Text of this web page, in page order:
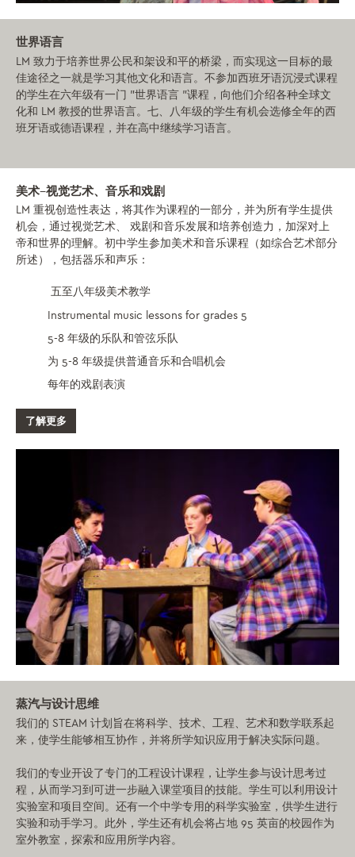
世界语言
LM 致力于培养世界公民和架设和平的桥梁，而实现这一目标的最
佳途径之一就是学习其他文化和语言。不参加西班牙语沉浸式课程
的学生在六年级有一门 "世界语言 "课程，向他们介绍各种全球文
化和 LM 教授的世界语言。七、八年级的学生有机会选修全年的西
班牙语或德语课程，并在高中继续学习语言。
美术--视觉艺术、音乐和戏剧
LM 重视创造性表达，将其作为课程的一部分，并为所有学生提供
机会，通过视觉艺术、 戏剧和音乐发展和培养创造力，加深对上
帝和世界的理解。初中学生参加美术和音乐课程（如综合艺术部分
所述），包括器乐和声乐：
五至八年级美术教学
Instrumental music lessons for grades 5
5-8 年级的乐队和管弦乐队
为 5-8 年级提供普通音乐和合唱机会
每年的戏剧表演
了解更多
蒸汽与设计思维
我们的 STEAM 计划旨在将科学、技术、工程、艺术和数学联系起
来，使学生能够相互协作，并将所学知识应用于解决实际问题。
我们的专业开设了专门的工程设计课程，让学生参与设计思考过
程，从而学习到可进一步融入课堂项目的技能。学生可以利用设计
实验室和项目空间。还有一个中学专用的科学实验室，供学生进行
实验和动手学习。此外，学生还有机会将占地 95 英亩的校园作为
室外教室，探索和应用所学内容。